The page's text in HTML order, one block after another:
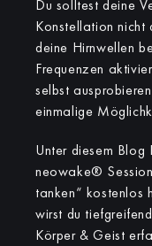
Du solltest deine
Konstellation nicht
deine Hirnwellen
Frequenzen
selbst
einmalige
Unter diesem
neowake®
tanken“ kostenlos
wirst du
Körper & Geist